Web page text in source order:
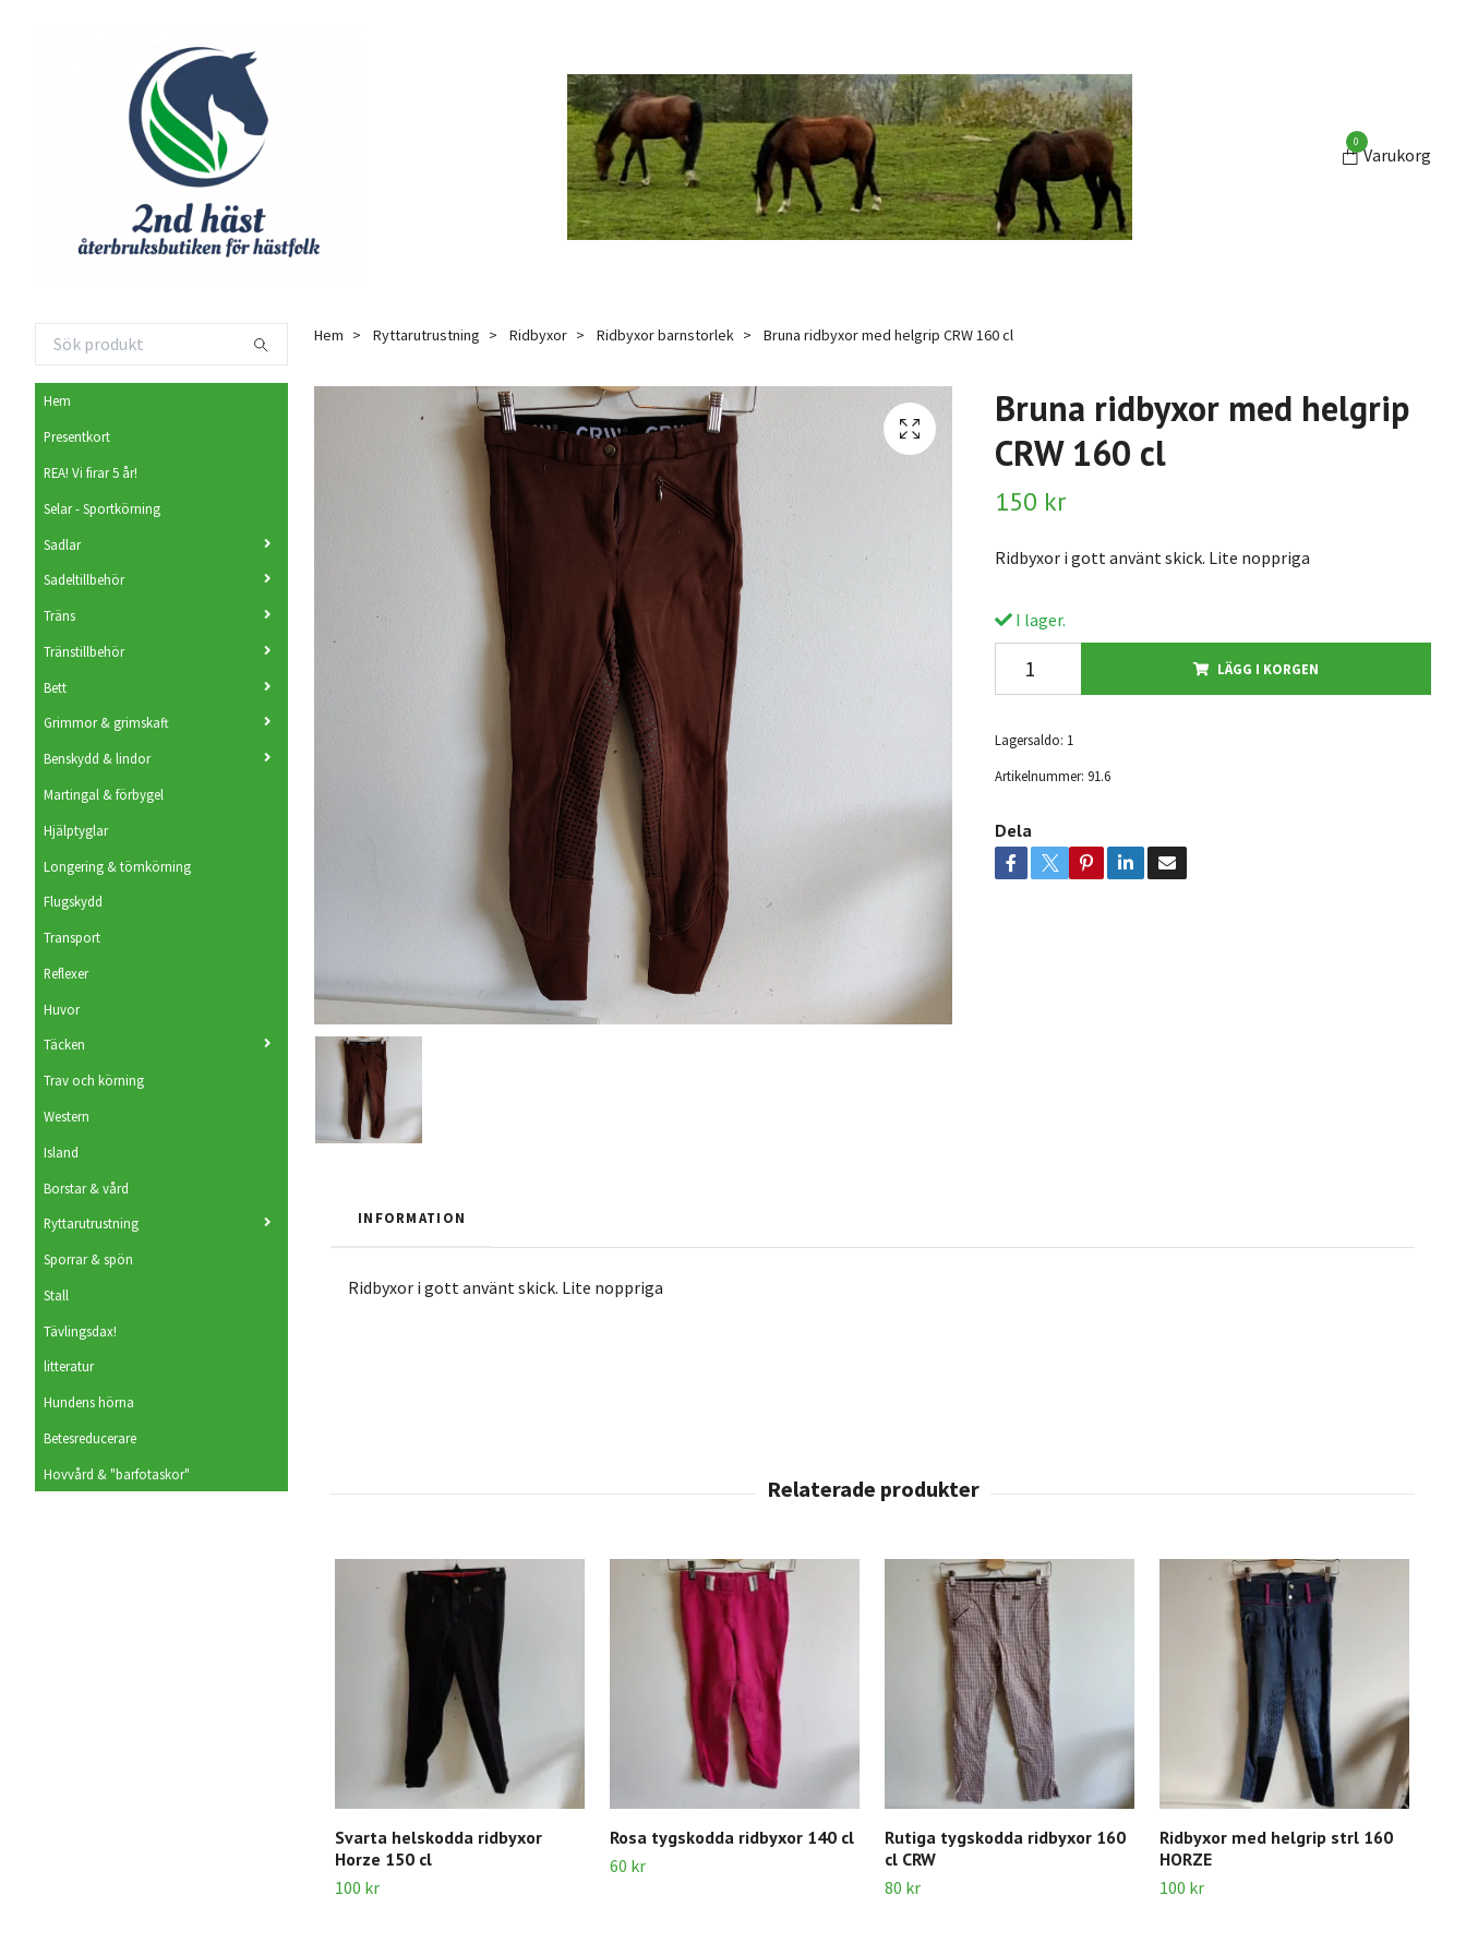
0
Varukorg
Hem
Presentkort
REA! Vi firar 5 år!
Selar - Sportkörning
Sadlar
Sadeltillbehör
Träns
Tränstillbehör
Bett
Grimmor & grimskaft
Benskydd & lindor
Martingal & förbygel
Hjälptyglar
Longering & tömkörning
Flugskydd
Transport
Reflexer
Huvor
Täcken
Trav och körning
Western
Island
Borstar & vård
Ryttarutrustning
Sporrar & spön
Stall
Tävlingsdax!
litteratur
Hundens hörna
Betesreducerare
Hovvård & "barfotaskor"
Hem Ryttarutrustning Ridbyxor Ridbyxor barnstorlek Bruna ridbyxor med helgrip CRW 160 cl
Bruna ridbyxor med helgrip
CRW 160 cl
150 kr
Ridbyxor i gott använt skick. Lite noppriga
I lager.
LÄGG I KORGEN
Lagersaldo: 1
Artikelnummer: 91.6
Dela
INFORMATION
Ridbyxor i gott använt skick. Lite noppriga
Svarta helskodda ridbyxor
Horze 150 cl
100 kr
Rosa tygskodda ridbyxor 140 cl
60 kr
Rutiga tygskodda ridbyxor 160
cl CRW
80 kr
Ridbyxor med helgrip strl 160
HORZE
100 kr